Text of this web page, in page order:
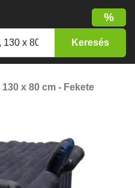
%
x 80 cm - Fekete